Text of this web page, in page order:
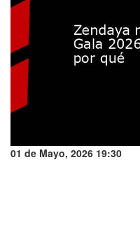
01 de Mayo, 2026 19:30